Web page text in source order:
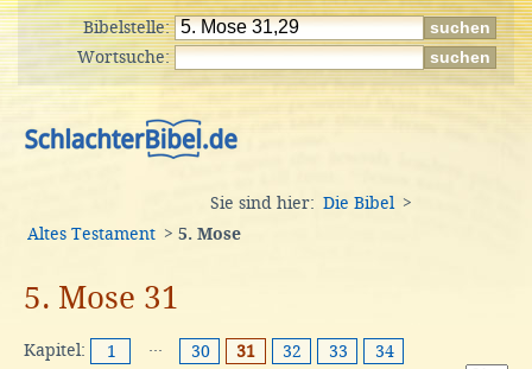
Bibelstelle:
Wortsuche:
Sie sind hier: Die Bibel
>
Altes Testament > 5. Mose
5. Mose 31
Kapitel: 1 ··· 30 31 32 33
34